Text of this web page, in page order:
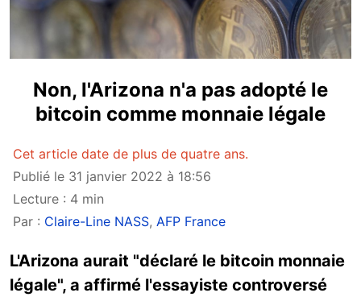
Non, l'Arizona n'a pas adopté le
bitcoin comme monnaie légale
Cet article date de plus de quatre ans.
Publié le 31 janvier 2022 à 18:56
Lecture : 4 min
Par : Claire-Line NASS, AFP France
L'Arizona aurait "déclaré le bitcoin monnaie
légale", a affirmé l'essayiste controversé